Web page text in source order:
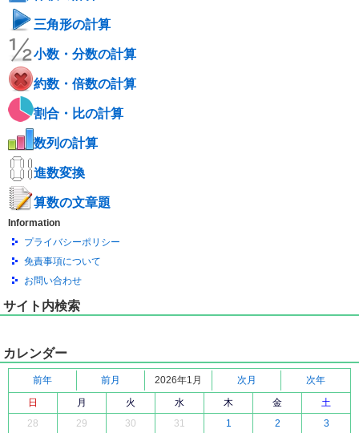
三角形の計算
小数・分数の計算
約数・倍数の計算
割合・比の計算
数列の計算
進数変換
算数の文章題
Information
プライバシーポリシー
免責事項について
お問い合わせ
サイト内検索
カレンダー
前年 前月 2026年1月 次月
次年
日
月 火 水 木 金
土
28
29 30 31 1 2 3